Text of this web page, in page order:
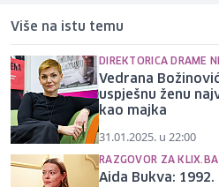
Više na istu temu
DIREKTORICA DRAME
Vedrana
uspješnu ženu
kao majka
31.01.2025. u 22:00
RAZGOVOR ZA KLIX.BA
Aida Bukva: